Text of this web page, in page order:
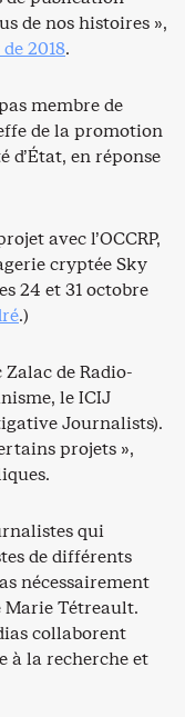
de nos histoires »,
2018.
membre de
de la promotion
d’État, en réponse
avec l’OCCRP,
cryptée Sky
24 et 31 octobre
.)
de Radio-
le ICIJ
Journalists).
projets »,
qui
de différents
nécessairement
Marie Tétreault.
collaborent
à la recherche et